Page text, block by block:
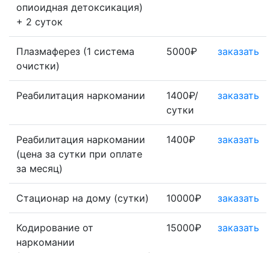
опиоидная детоксикация)
+ 2 суток
Плазмаферез (1 система
очистки)
5000₽ заказать
Реабилитация наркомании
1400₽/
сутки
заказать
Реабилитация наркомании
(цена за сутки при оплате
за месяц)
1400₽ заказать
Стационар на дому (сутки) 10000₽ заказать
Кодирование от
наркомании
15000₽ заказать